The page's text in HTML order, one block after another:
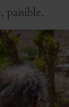
paisible.